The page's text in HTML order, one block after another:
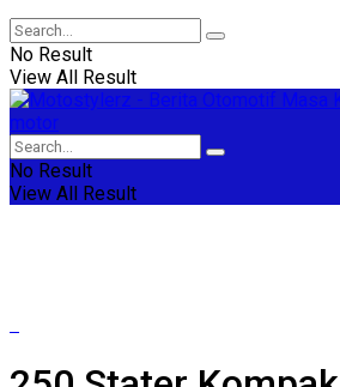
No Result
View All Result
No Result
View All Result